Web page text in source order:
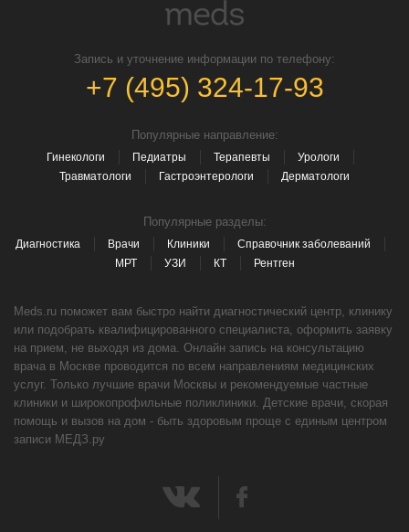
Запись и уточнение информации по телефону:
+7 (495) 324-17-93
Популярные направление:
Гинекологи Педиатры Терапевты
Урологи
Травматологи
Гастроэнтерологи Дерматологи
Популярные разделы:
Диагностика Врачи Клиники
Справочник заболеваний
МРТ
УЗИ КТ Рентген
Meds.ru поможет вам быстро найти диагностический центр, клинику
или подобрать квалифицированного специалиста, оформить заявку
на прием, не выходя из дома. Онлайн запись на консультацию
врача в Москве проводится по всем направлениям медицинских
услуг. Только лучшие врачи Москвы и рекомендуемые частные
клиники и широкопрофильные поликлиники. Детские врачи, скорая
помощь и вызов на дом - быть здоровым проще с единым центром
записи МЕДЗ.ру